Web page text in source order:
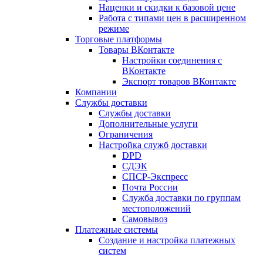
Наценки и скидки к базовой цене
Работа с типами цен в расширенном
режиме
Торговые платформы
Товары ВКонтакте
Настройки соединения с
ВКонтакте
Экспорт товаров ВКонтакте
Компании
Службы доставки
Службы доставки
Дополнительные услуги
Ограничения
Настройка служб доставки
DPD
СДЭК
СПСР-Экспресс
Почта России
Служба доставки по группам
местоположений
Самовывоз
Платежные системы
Создание и настройка платежных
систем